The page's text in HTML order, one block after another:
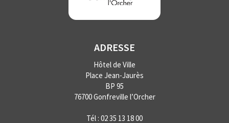
ADRESSE
Hôtel de Ville
Place Jean-Jaurès
BP 95
76700 Gonfreville l’Orcher
Tél : 02 35 13 18 00